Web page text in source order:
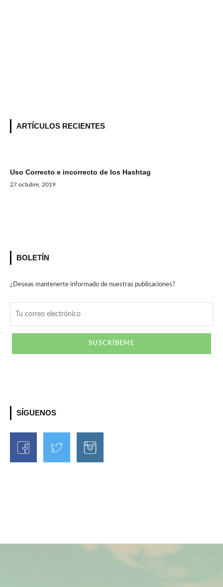
ARTÍCULOS RECIENTES
Uso Correcto e incorrecto de los Hashtag
27 octubre, 2019
BOLETÍN
¿Deseas mantenerte informado de nuestras publicaciones?
SÍGUENOS